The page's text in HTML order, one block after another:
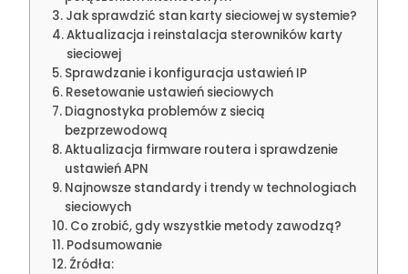
Jak sprawdzić stan karty sieciowej w systemie?
Aktualizacja i reinstalacja sterowników karty
sieciowej
Sprawdzanie i konfiguracja ustawień IP
Resetowanie ustawień sieciowych
Diagnostyka problemów z siecią
bezprzewodową
Aktualizacja firmware routera i sprawdzenie
ustawień APN
Najnowsze standardy i trendy w technologiach
sieciowych
Co zrobić, gdy wszystkie metody zawodzą?
Podsumowanie
Źródła: